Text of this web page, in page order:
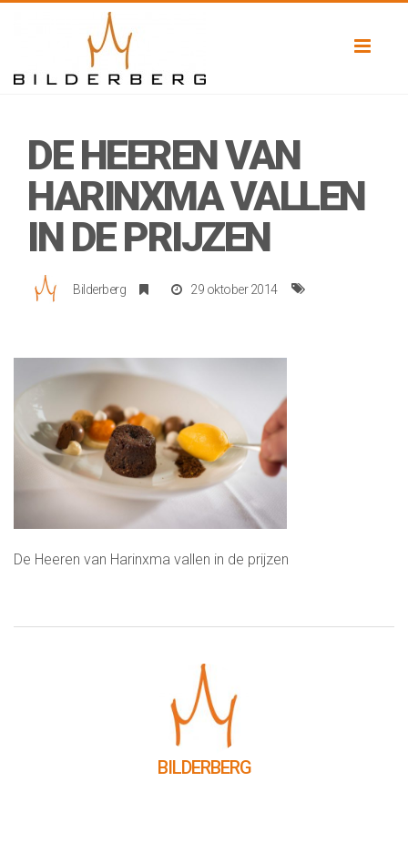
DE HEEREN VAN
HARINXMA VALLEN
IN DE PRIJZEN
Bilderberg 29 oktober 2014
De Heeren van Harinxma vallen in de prijzen
BILDERBERG